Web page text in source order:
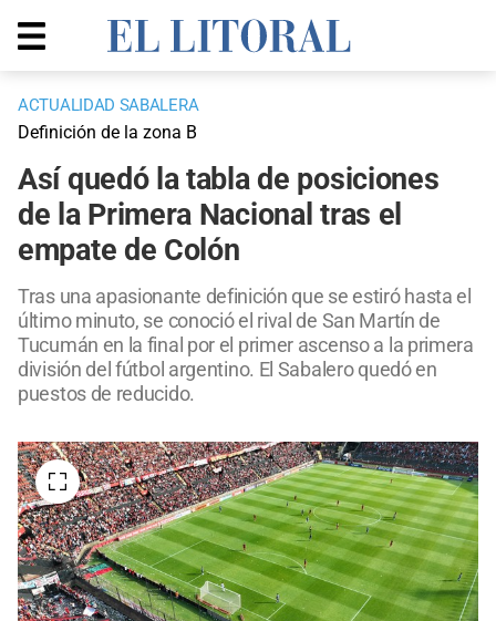
ACTUALIDAD SABALERA
Definición de la zona B
Así quedó la tabla de posiciones
de la Primera Nacional tras el
empate de Colón
Tras una apasionante definición que se estiró hasta el
último minuto, se conoció el rival de San Martín de
Tucumán en la final por el primer ascenso a la primera
división del fútbol argentino. El Sabalero quedó en
puestos de reducido.